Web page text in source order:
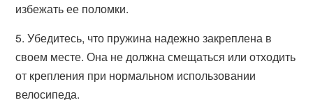
избежать ее поломки.
5. Убедитесь, что пружина надежно закреплена в
своем месте. Она не должна смещаться или отходить
от крепления при нормальном использовании
велосипеда.